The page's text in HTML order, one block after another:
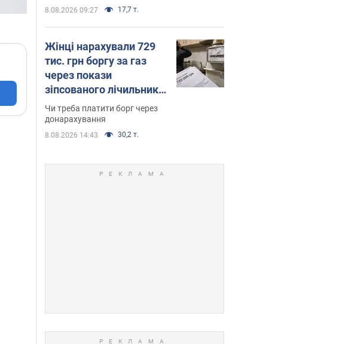
8.08.2026 09:27 17,7 т.
Жінці нарахували 729
тис. грн боргу за газ
через покази
зіпсованого лічильника:
суддя ухвалив
неочікуване рішення
Чи треба платити борг через
донарахування
8.08.2026 14:43 30,2 т.